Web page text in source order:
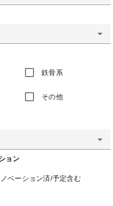
鉄骨系
その他
ョン
ベーション済/予定含む